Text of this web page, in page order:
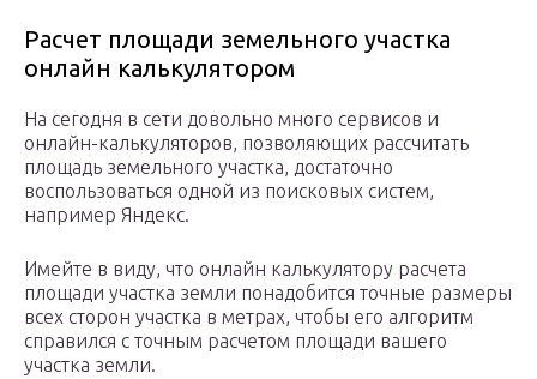
Расчет площади земельного участка
онлайн калькулятором
На сегодня в сети довольно много сервисов и
онлайн-калькуляторов, позволяющих рассчитать
площадь земельного участка, достаточно
воспользоваться одной из поисковых систем,
например Яндекс.
Имейте в виду, что онлайн калькулятору расчета
площади участка земли понадобится точные размеры
всех сторон участка в метрах, чтобы его алгоритм
справился с точным расчетом площади вашего
участка земли.